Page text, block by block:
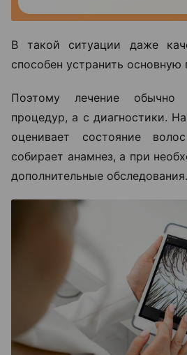
В такой ситуации даже
способен устранить
Поэтому лечение
процедур, а с диагностики.
оценивает состояние
собирает анамнез, а при
дополнительные обследования.